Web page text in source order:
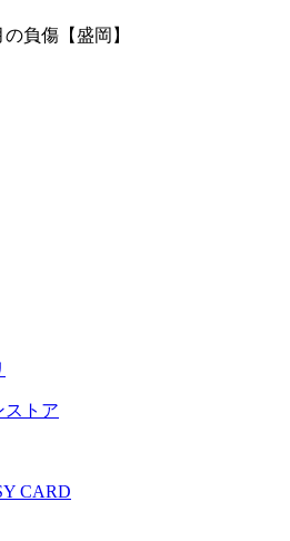
負傷【盛岡】
ストア
CARD